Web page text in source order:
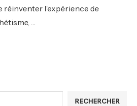
l’expérience de
…
RECHERCHER